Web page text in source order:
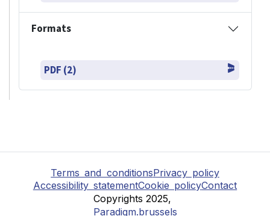
Formats
PDF (2)
Terms and conditionsPrivacy policy
Accessibility statementCookie policyContact
Copyrights 2025,
Paradigm.brussels